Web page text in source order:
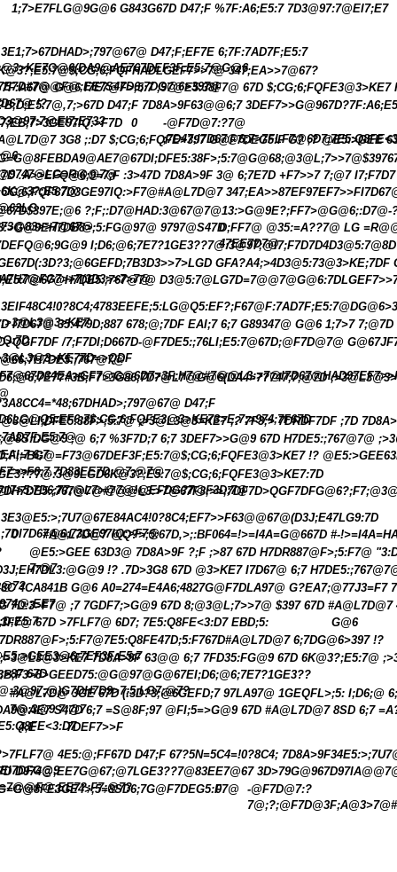
1;7>E7FLG@9G@6 G843G67D D47;F %7F:A6;E5:7 7D3@97:7@EI7;E7
3E1;7>67DHAD>;797@67@ D47;F;EF7E 6;7F:7AD7F;E5:7
@3>KE7G@6(DA9@AE767DEF3F;E5:7@G@6347;EA>>7@67?
G@6 I7E7@F>;5:7 ;97@E5:38F7@ 67D $;CG;6;FQFE3@3>KE7
!?
D47;F 7D8A>9F63@@6;7
7;EB;7>3GE97IQ:>F7D 0
-@F7D@7:?7@
3G8 ;:D7 $;CG;6;FQFE>397 G@F7DEG5:F G? ;? @E5:>GEE
7D .A>>EFQ@6;9=7;F :3>47D 7D8A>9F 3@ 6;7E7D +F7>>7 7;@7
6K@3?;E5:7@
?;F;:D7@HAD:3@67@7@13:>G@9E?;FF7>@G@6;:D7@-
9797@S47DD;FF7@ @35:=A??7@ LG
47EE7D7@
GFA?A4;>4D3@5:73@3>KE;7DF
3EIF48C4!0?8C4;
;>3@L3@3>KE7
I7D67@ 35:479D;887 678;@;7DF EAI;7 6;7 G89347@ G@6 1;7>7
/7;F7DI;D667D-@F7DE5:;76LI;E5:7@67D;@F7D@7@
3A8CC4=*48;67DHAD>;797@67@ D47;F
;>3@L3@3>KE7 ;? 7F3;> 7DRDF7DF ;7D
;@8S:DG@9 ;@ 6;7 %3F7D;7 6;7 3DEF7>>G@9 67D H7DE5:;767@7@
EAI;7 6;7
!?
3E3@E5:>;7U7@67E84AC4!0?8C4;EF7>>F63@@67@(D3J;E47LG9:7D
;7DI7D67@6;73GE97IQ:>F7@
0 #A@L7D@7 @Q?>;5:67D,>;:BF064=!>=I4A=G@667D #-!>=I4A=
@E5:>GEE 63D3@ 7D8A>9F ?;F ;>87 67D H7DR887@F>;5:F7@
7;@7
!? .7D>3G8 67D @3>KE7 I7D67@ 6;7
4CA841BG@6A0=274=E4A6;4827G@F7DLA97@ G?EA7;@77J3=F7
7D:3>F7@ ;7 7GDF7;>G@9 67D 8;@3@L;7>>7@ $397 67D
3F7@ 67D >7FLF7@ 6D7; 7E5:Q8FE<3:D7 EBD;5:
G@6
6;7DG@6>397 !?
;>3@L3@3>KE7 7D8A>9F 63@@ 6;7 7FD35:FG@9 67D 6K@3?;E5:7@
;>87 67D
#A@L7D@ 3GE 67D (:3D?3;@6GEFD;7 97LA97@ 1GEQFL>;5: I;D6;@
7@:3@9 7;@7S47D 6;7 =S@8F;97 @FI;5=>G@9 67D #A@L7D@7 8SD 6;7
4;E 7DEF7>>F
4E5:@;FF67D D47;F 67?5N=5C4=!0?8C4;
D974@;EE7G@67;@7LGE3??7@83EE7@67
0
-@F7D@7:?